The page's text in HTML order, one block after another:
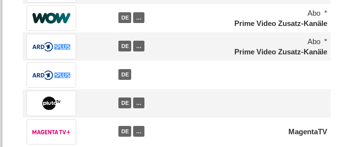
DE …
Abo
Prime Video Zusatz-Kanäle
DE …
Abo
Prime Video Zusatz-Kanäle
DE
DE …
DE … MagentaTV